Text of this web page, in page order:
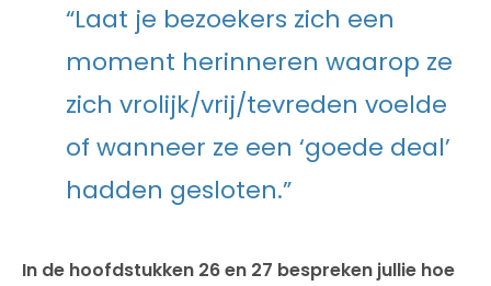
“Laat je bezoekers zich een
moment herinneren waarop ze
zich vrolijk/vrij/tevreden voelde
of wanneer ze een ‘goede deal’
hadden gesloten.”
In de hoofdstukken 26 en 27 bespreken jullie hoe